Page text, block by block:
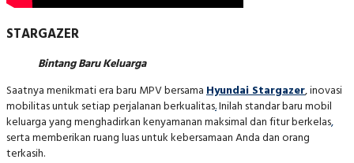
STARGAZER
Bintang Baru Keluarga
Saatnya menikmati era baru MPV bersama Hyundai Stargazer, inovasi
mobilitas untuk setiap perjalanan berkualitas.Inilah standar baru mobil
keluarga yang menghadirkan kenyamanan maksimal dan fitur berkelas,
serta memberikan ruang luas untuk kebersamaan Anda dan orang
terkasih.